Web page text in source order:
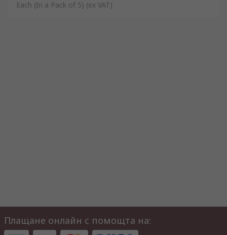
Each (In a Pack of 5) (ex VAT)
Плащане онлайн с помощта на: